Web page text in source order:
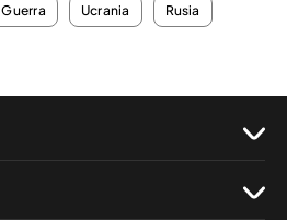
Guerra Ucrania Rusia